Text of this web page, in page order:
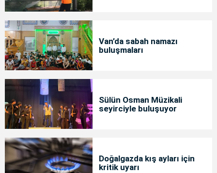
Van’da sabah namazı
buluşmaları
Sülün Osman Müzikali
seyirciyle buluşuyor
Doğalgazda kış ayları için
kritik uyarı